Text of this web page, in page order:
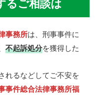
事務所は、刑事事件に
不起訴処分を獲得した
れるなどしてご不安を
事件総合法律事務所福